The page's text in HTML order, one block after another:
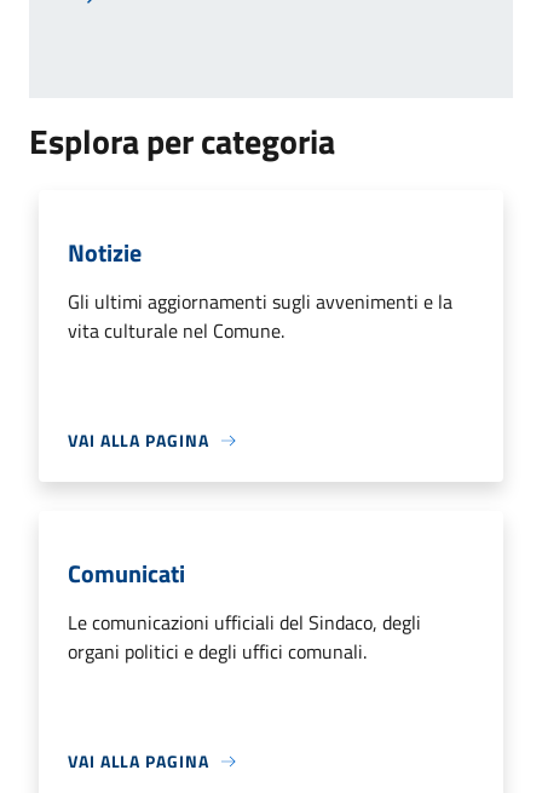
Pagina successiva
Esplora per categoria
Notizie
Gli ultimi aggiornamenti sugli avvenimenti e la
vita culturale nel Comune.
VAI ALLA PAGINA
Comunicati
Le comunicazioni ufficiali del Sindaco, degli
organi politici e degli uffici comunali.
VAI ALLA PAGINA